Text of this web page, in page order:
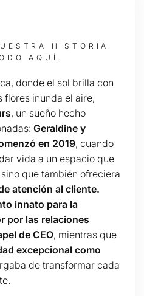
HISTORIA
AQUÍ.
donde el sol brilla con
flores inunda el aire,
, un sueño hecho
Geraldine y
en 2019, cuando
vida a un espacio que
que también ofreciera
atención al cliente.
innato para la
por las relaciones
de CEO, mientras que
excepcional como
de transformar cada